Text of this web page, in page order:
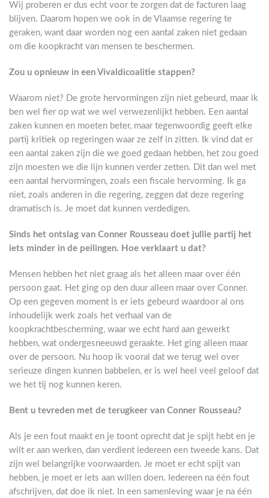
Wij proberen er dus echt voor te zorgen dat de facturen laag
blijven. Daarom hopen we ook in de Vlaamse regering te
geraken, want daar worden nog een aantal zaken niet gedaan
om die koopkracht van mensen te beschermen.
Zou u opnieuw in een Vivaldicoalitie stappen?
Waarom niet? De grote hervormingen zijn niet gebeurd, maar ik
ben wel fier op wat we wel verwezenlijkt hebben. Een aantal
zaken kunnen en moeten beter, maar tegenwoordig geeft elke
partij kritiek op regeringen waar ze zelf in zitten. Ik vind dat er
een aantal zaken zijn die we goed gedaan hebben, het zou goed
zijn moesten we die lijn kunnen verder zetten. Dit dan wel met
een aantal hervormingen, zoals een fiscale hervorming. Ik ga
niet, zoals anderen in die regering, zeggen dat deze regering
dramatisch is. Je moet dat kunnen verdedigen.
Sinds het ontslag van Conner Rousseau doet jullie partij het
iets minder in de peilingen. Hoe verklaart u dat?
Mensen hebben het niet graag als het alleen maar over één
persoon gaat. Het ging op den duur alleen maar over Conner.
Op een gegeven moment is er iets gebeurd waardoor al ons
inhoudelijk werk zoals het verhaal van de
koopkrachtbescherming, waar we echt hard aan gewerkt
hebben, wat ondergesneeuwd geraakte. Het ging alleen maar
over de persoon. Nu hoop ik vooral dat we terug wel over
serieuze dingen kunnen babbelen, er is wel heel veel geloof dat
we het tij nog kunnen keren.
Bent u tevreden met de terugkeer van Conner Rousseau?
Als je een fout maakt en je toont oprecht dat je spijt hebt en je
wilt er aan werken, dan verdient iedereen een tweede kans. Dat
zijn wel belangrijke voorwaarden. Je moet er echt spijt van
hebben, je moet er iets aan willen doen. Iedereen na één fout
afschrijven, dat doe ik niet. In een samenleving waar je na één